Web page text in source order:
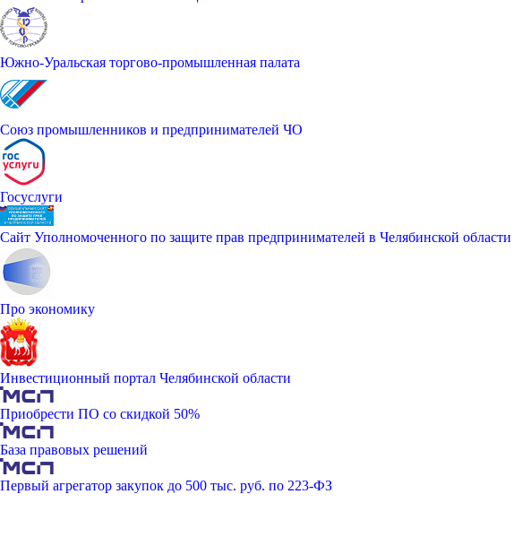
Южно-Уральская торгово-промышленная палата
Союз промышленников и предпринимателей ЧО
Госуслуги
Сайт Уполномоченного по защите прав предпринимателей в Челябинской области
Про экономику
Инвестиционный портал Челябинской области
Приобрести ПО со скидкой 50%
База правовых решений
Первый агрегатор закупок до 500 тыс. руб. по 223-ФЗ